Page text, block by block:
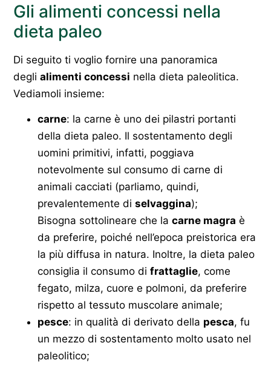
Gli alimenti concessi nella
dieta paleo
Di seguito ti voglio fornire una panoramica
degli alimenti concessi nella dieta paleolitica.
Vediamoli insieme:
carne: la carne è uno dei pilastri portanti
della dieta paleo. Il sostentamento degli
uomini primitivi, infatti, poggiava
notevolmente sul consumo di carne di
animali cacciati (parliamo, quindi,
prevalentemente di selvaggina);
Bisogna sottolineare che la carne magra è
da preferire, poiché nell’epoca preistorica era
la più diffusa in natura. Inoltre, la dieta paleo
consiglia il consumo di frattaglie, come
fegato, milza, cuore e polmoni, da preferire
rispetto al tessuto muscolare animale;
pesce: in qualità di derivato della pesca, fu
un mezzo di sostentamento molto usato nel
paleolitico;